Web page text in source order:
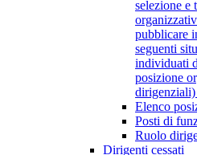
selezione e
pubblicare
seguenti
individuati
posizione
dirigenziali)
Elenco
Posti di
Ruolo
Dirigenti cessati